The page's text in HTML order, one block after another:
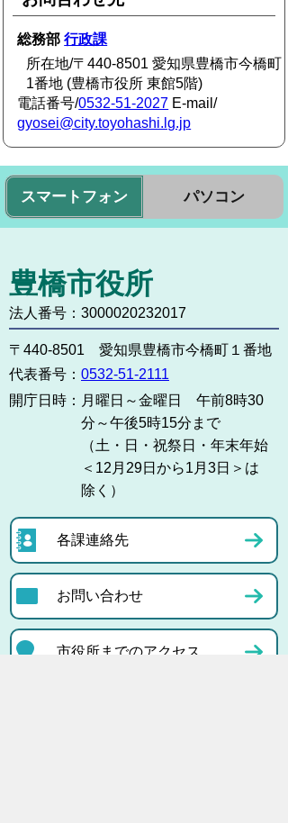
総務部行政課
所在地/〒440-8501 愛知県豊橋市今橋町
1番地 (豊橋市役所 東館5階)
電話番号/0532-51-2027 E-mail/
gyosei@city.toyohashi.lg.jp
スマートフォン パソコン
豊橋市役所
法人番号：3000020232017
〒440-8501 愛知県豊橋市今橋町１番地
代表番号： 0532-51-2111
開庁日時： 月曜日～金曜日 午前8時30
分～午後5時15分まで
（土・日・祝祭日・年末年始
＜12月29日から1月3日＞は
除く）
各課連絡先
お問い合わせ
市役所までのアクセス